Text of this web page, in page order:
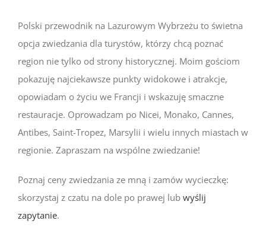
Polski przewodnik na Lazurowym Wybrzeżu to świetna
opcja zwiedzania dla turystów, którzy chcą poznać
region nie tylko od strony historycznej. Moim gościom
pokazuję najciekawsze punkty widokowe i atrakcje,
opowiadam o życiu we Francji i wskazuję smaczne
restauracje. Oprowadzam po Nicei, Monako, Cannes,
Antibes, Saint-Tropez, Marsylii i wielu innych miastach w
regionie. Zapraszam na wspólne zwiedzanie!
Poznaj ceny zwiedzania ze mną i zamów wycieczkę:
skorzystaj z czatu na dole po prawej lub wyślij
zapytanie.